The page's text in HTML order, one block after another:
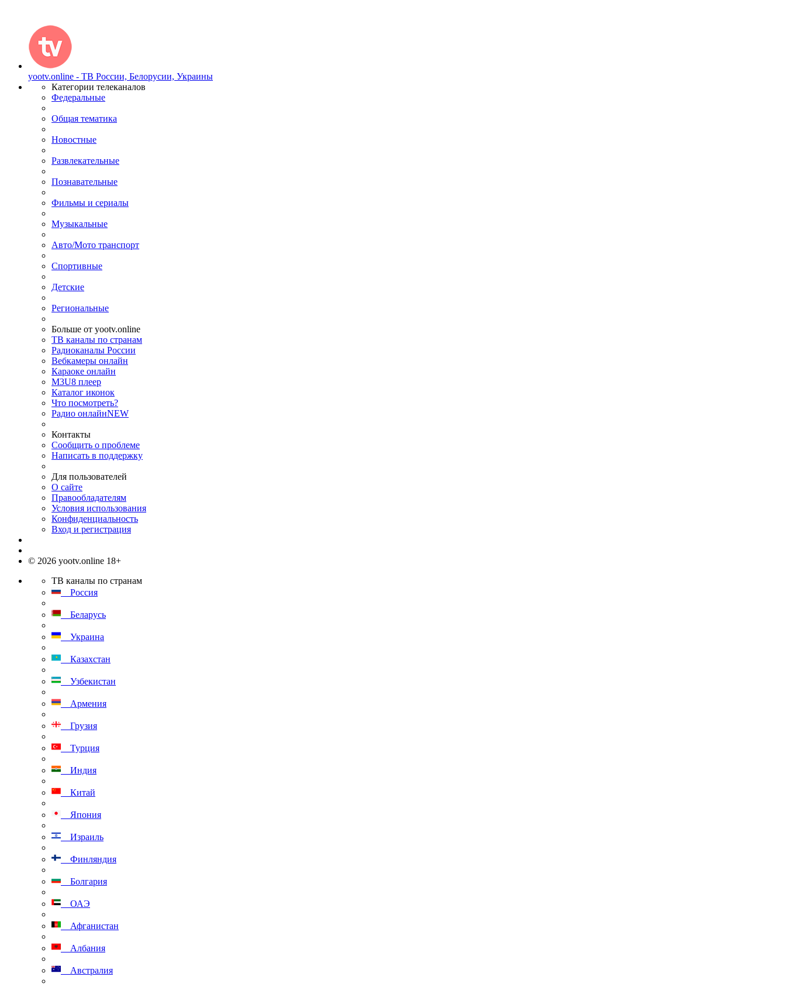
yootv.online - ТВ России, Белорусии, Украины
Категории телеканалов
Федеральные
Общая тематика
Новостные
Развлекательные
Познавательные
Фильмы и сериалы
Музыкальные
Авто/Мото транспорт
Спортивные
Детские
Региональные
Больше от yootv.online
ТВ каналы по странам
Радиоканалы России
Вебкамеры онлайн
Караоке онлайн
M3U8 плеер
Каталог иконок
Что посмотреть?
Радио онлайнNEW
Контакты
Сообщить о проблеме
Написать в поддержку
Для пользователей
О сайте
Правообладателям
Условия использования
Конфиденциальность
Вход и регистрация
© 2026 yootv.online 18+
ТВ каналы по странам
Россия
Беларусь
Украина
Казахстан
Узбекистан
Армения
Грузия
Турция
Индия
Китай
Япония
Израиль
Финляндия
Болгария
ОАЭ
Афганистан
Албания
Австралия